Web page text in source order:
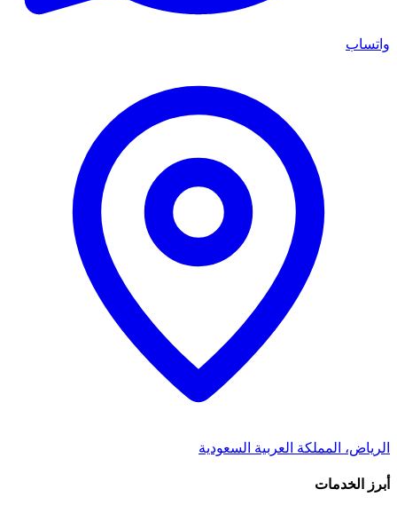
واتساب
الرياض، المملكة العربية السعودية
أبرز الخدمات